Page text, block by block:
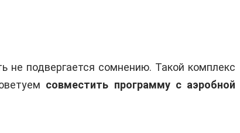
не подвергается сомнению. Такой комплекс
совместить программу с аэробной